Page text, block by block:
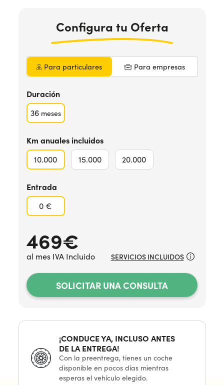
¿Necesitas ayuda? +34672028071
Configura tu Oferta
Para particulares Para empresas
Duración
36 meses
Km anuales incluidos
10.000 15.000 20.000
Entrada
0 €
469€
al mes IVA Incluido
SOLICITAR UNA CONSULTA
SERVICIOS INCLUIDOS
¡CONDUCE YA, INCLUSO ANTES
DE LA ENTREGA!
Con la preentrega,tienes un coche
disponible en pocosdías mientras
esperas el vehículoelegido.